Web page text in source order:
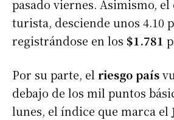
pasado viernes. Asimismo, el
turista, desciende unos 4.10
registrándose en los $1.781
Por su parte, el riesgo país
debajo de los mil puntos
lunes, el índice que marca el